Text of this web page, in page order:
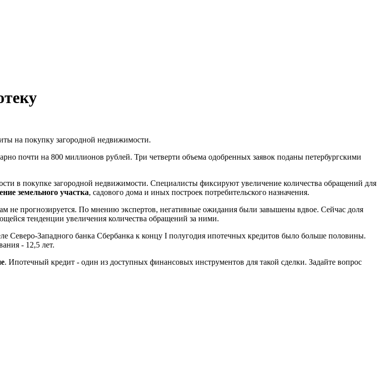
на покупку загородной недвижимости.
почти на 800 миллионов рублей. Три четверти объема одобренных заявок поданы петербургскими
в покупке загородной недвижимости. Специалисты фиксируют увеличение количества обращений для
земельного участка, садового дома и иных построек потребительского назначения.
не прогнозируется. По мнению экспертов, негативные ожидания были завышены вдвое. Сейчас доля
тенденции увеличения количества обращений за ними.
Северо-Западного банка Сбербанка к концу I полугодия ипотечных кредитов было больше половины.
- 12,5 лет.
. Ипотечный кредит - один из доступных финансовых инструментов для такой сделки. Задайте вопрос